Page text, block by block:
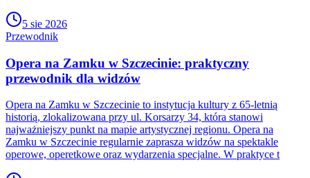
5 sie 2026
Przewodnik
Opera na Zamku w Szczecinie: praktyczny
przewodnik dla widzów
Opera na Zamku w Szczecinie to instytucja kultury z 65-letnią
historią, zlokalizowana przy ul. Korsarzy 34, która stanowi
najważniejszy punkt na mapie artystycznej regionu. Opera na
Zamku w Szczecinie regularnie zaprasza widzów na spektakle
operowe, operetkowe oraz wydarzenia specjalne. W praktyce t